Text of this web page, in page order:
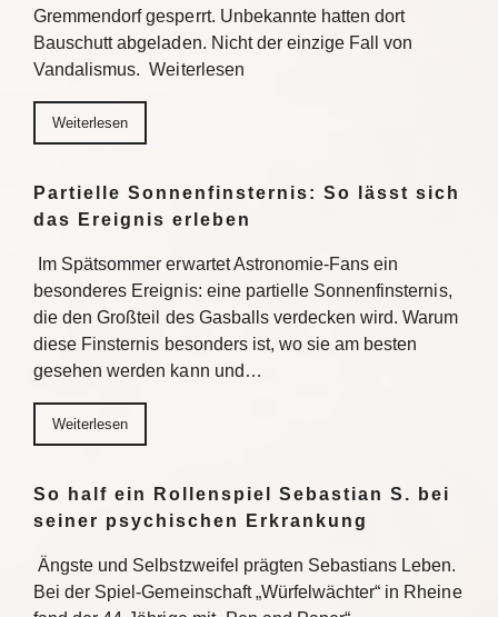
Gremmendorf gesperrt. Unbekannte hatten dort
Bauschutt abgeladen. Nicht der einzige Fall von
Vandalismus. Weiterlesen
Weiterlesen
Partielle Sonnenfinsternis: So lässt sich
das Ereignis erleben
Im Spätsommer erwartet Astronomie-Fans ein
besonderes Ereignis: eine partielle Sonnenfinsternis,
die den Großteil des Gasballs verdecken wird. Warum
diese Finsternis besonders ist, wo sie am besten
gesehen werden kann und…
Weiterlesen
So half ein Rollenspiel Sebastian S. bei
seiner psychischen Erkrankung
Ängste und Selbstzweifel prägten Sebastians Leben.
Bei der Spiel-Gemeinschaft „Würfelwächter“ in Rheine